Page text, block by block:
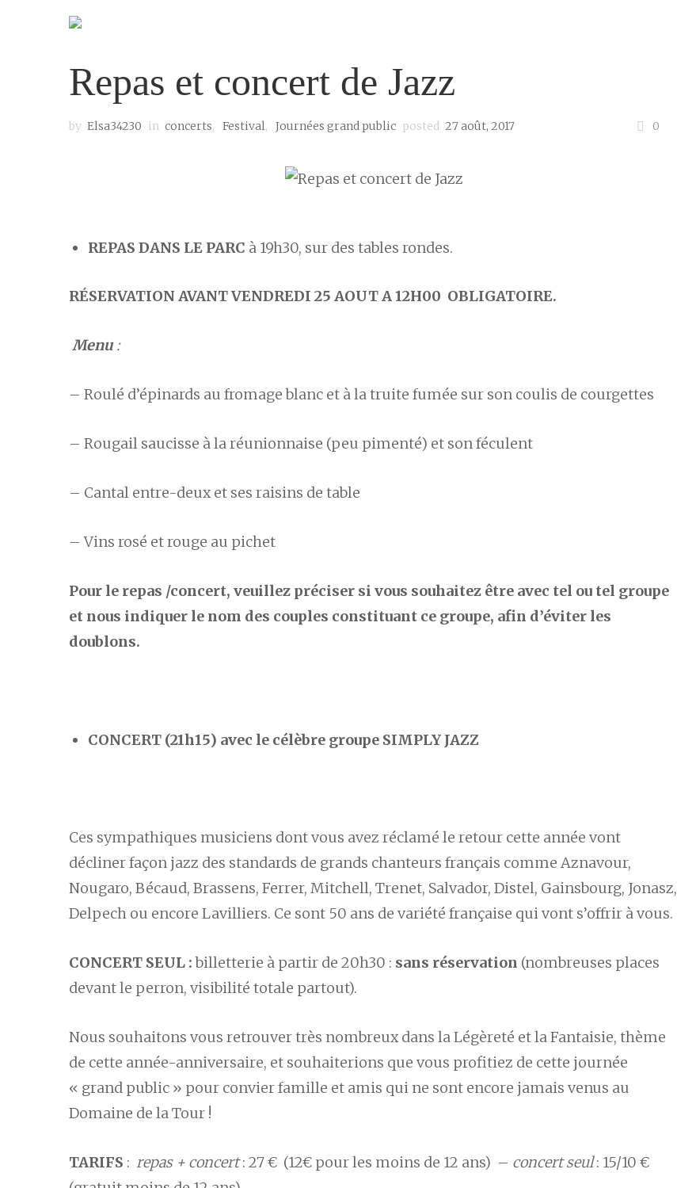
Repas et concert de Jazz
by Elsa34230 in concerts, Festival, Journées grand public posted 27 août, 2017 0
REPAS DANS LE PARC à 19h30, sur des tables rondes.
RÉSERVATION AVANT VENDREDI 25 AOUT A 12H00 OBLIGATOIRE.
Menu:
– Roulé d’épinards au fromage blanc et à la truite fumée sur son coulis de courgettes
– Rougail saucisse à la réunionnaise (peu pimenté) et son féculent
– Cantal entre-deux et ses raisins de table
– Vins rosé et rouge au pichet
Pour le repas /concert, veuillez préciser si vous souhaitez être avec tel ou tel groupe
et nous indiquer le nom des couples constituant ce groupe, afin d’éviter les
doublons.
CONCERT (21h15) avec le célèbre groupe SIMPLY JAZZ
Ces sympathiques musiciens dont vous avez réclamé le retour cette année vont
décliner façon jazz des standards de grands chanteurs français comme Aznavour,
Nougaro, Bécaud, Brassens, Ferrer, Mitchell, Trenet, Salvador, Distel, Gainsbourg, Jonasz,
Delpech ou encore Lavilliers. Ce sont 50 ans de variété française qui vont s’offrir à vous.
CONCERT SEUL :billetterie à partir de 20h30 : sans réservation (nombreuses places
devant le perron, visibilité totale partout).
Nous souhaitons vous retrouver très nombreux dans la Légèreté et la Fantaisie, thème
de cette année-anniversaire, et souhaiterions que vous profitiez de cette journée
« grand public » pour convier famille et amis qui ne sont encore jamais venus au
Domaine de la Tour !
TARIFS : repas + concert: 27 € (12€ pour les moins de 12 ans) – concert seul: 15/10 €